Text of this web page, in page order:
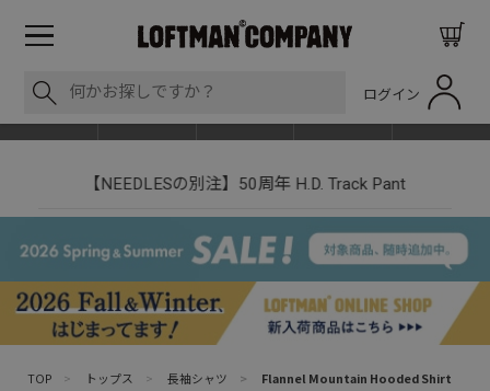
ログイン
【NEEDLESの別注】50周年 H.D. Track Pant
TOP > トップス > 長袖シャツ > Flannel Mountain Hooded Shirt